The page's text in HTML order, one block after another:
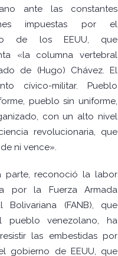
ante las constantes
impuestas por el
de los EEUU, que
«la columna vertebral
de (Hugo) Chávez. El
cívico-militar. Pueblo
pueblo sin uniforme,
con un alto nivel
revolucionaria, que
ni vence».
parte, reconoció la labor
por la Fuerza Armada
Bolivariana (FANB), que
pueblo venezolano, ha
las embestidas por
gobierno de EEUU, que